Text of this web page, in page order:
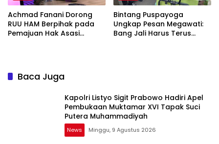
Achmad Fanani Dorong
RUU HAM Berpihak pada
Pemajuan Hak Asasi
Bintang Puspayoga
Ungkap Pesan Megawati:
Bang Jali Harus Terus
Baca Juga
Kapolri Listyo Sigit Prabowo Hadiri Apel
Pembukaan Muktamar XVI Tapak Suci
Putera Muhammadiyah
News Minggu, 9 Agustus 2026